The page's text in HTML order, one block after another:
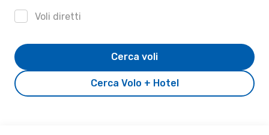
Voli diretti
Cerca Volo + Hotel
Cerca voli